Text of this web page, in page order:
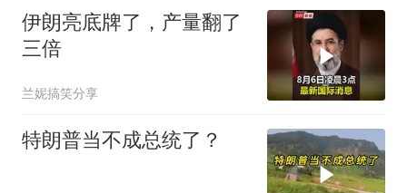
伊朗亮底牌了，产量翻了
三倍
兰妮搞笑分享
特朗普当不成总统了？